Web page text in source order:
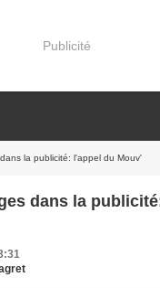
Publicité
la publicité: l'appel du Mouv'
dans la